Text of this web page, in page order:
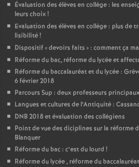
Évaluation des élèves en collège : les
leurs choix!
Evaluation des élèves en collège : plus de
lisibilité!
Dispositif «devoirs faits » : comment ça
Réforme du bac, réforme du lycée et
Réforme du baccalauréat et du lycée :
6 février 2018
Parcours Sup : deux professeurs
Langues et cultures de l’Antiquité :
DNB 2018 et évaluation des collégiens
Point de vue des diciplines sur la réforme
Blanquer
Réforme du bac : c’est du lourd !
Réforme du lycée , réforme du baccalauréat